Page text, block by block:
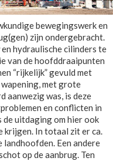
bewegingswerk en
zijn ondergebracht.
hydraulische cilinders te
van de hoofddraaipunten
“rijkelijk” gevuld met
met grote
aanwezig was, is deze
en conflicten in
uitdaging om hier ook
krijgen. In totaal zit er ca.
Een andere
op de aanbrug. Ten